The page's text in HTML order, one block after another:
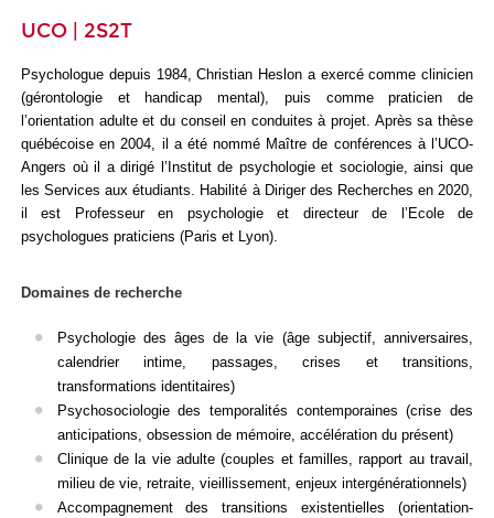
UCO | 2S2T
Psychologue depuis 1984, Christian Heslon a exercé comme clinicien
(gérontologie et handicap mental), puis comme praticien de
l’orientation adulte et du conseil en conduites à projet. Après sa thèse
québécoise en 2004, il a été nommé Maître de conférences à l’UCO-
Angers où il a dirigé l’Institut de psychologie et sociologie, ainsi que
les Services auxétudiants. Habilité à Diriger des Recherches en 2020,
il est Professeur en psychologie et directeur de l’Ecole de
psychologues praticiens (Paris et Lyon).
Domaines de recherche
Psychologie des âges de la vie (âge subjectif, anniversaires,
calendrier intime, passages, crises et transitions,
transformations identitaires)
Psychosociologie des temporalités contemporaines (crise des
anticipations, obsession de mémoire, accélération du présent)
Clinique de la vie adulte (couples et familles, rapport au travail,
milieu de vie, retraite, vieillissement, enjeux intergénérationnels)
Accompagnement des transitions existentielles (orientation-